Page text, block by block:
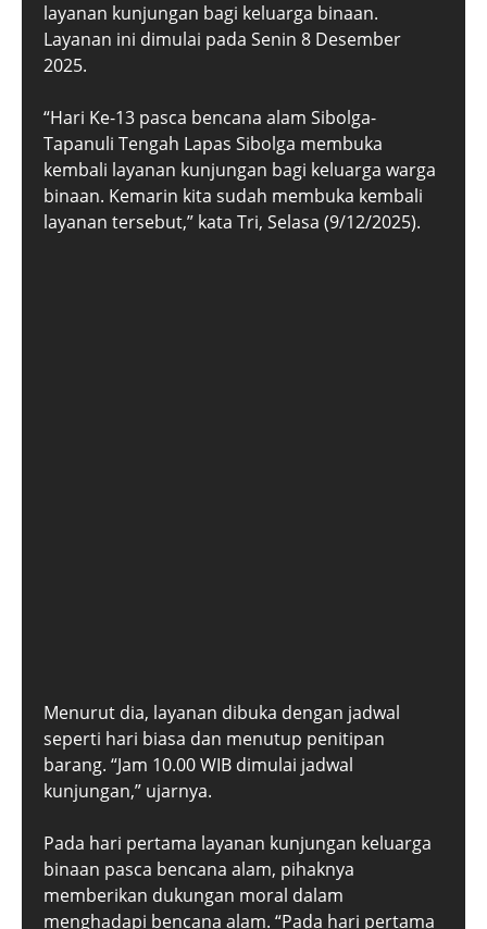
layanan kunjungan bagi keluarga binaan.
Layanan ini dimulai pada Senin 8 Desember
2025.
“Hari Ke-13 pasca bencana alam Sibolga-
Tapanuli Tengah Lapas Sibolga membuka
kembali layanan kunjungan bagi keluarga warga
binaan. Kemarin kita sudah membuka kembali
layanan tersebut,” kata Tri, Selasa (9/12/2025).
Menurut dia, layanan dibuka dengan jadwal
seperti hari biasa dan menutup penitipan
barang. “Jam 10.00 WIB dimulai jadwal
kunjungan,” ujarnya.
Pada hari pertama layanan kunjungan keluarga
binaan pasca bencana alam, pihaknya
memberikan dukungan moral dalam
menghadapi bencana alam. “Pada hari pertama